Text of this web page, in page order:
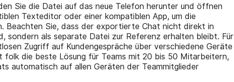
Sie die Datei auf das neue Telefon herunter und öffnen
Texteditor oder einer kompatiblen App, um die
Beachten Sie, dass der exportierte Chat nicht direkt in
sondern als separate Datei zur Referenz erhalten bleibt. Für
Zugriff auf Kundengespräche über verschiedene Geräte
folk die beste Lösung für Teams mit 20 bis 50 Mitarbeitern,
automatisch auf allen Geräten der Teammitglieder